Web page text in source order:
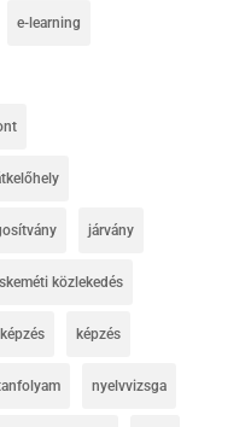
e-learning
járvány
közlekedés
képzés
nyelvvizsga